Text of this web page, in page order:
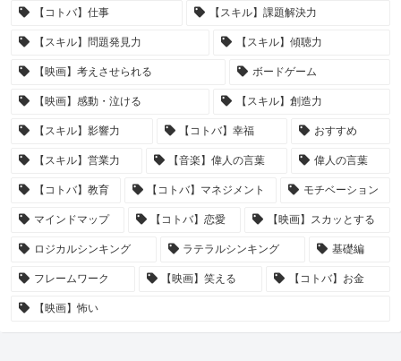
【コトバ】仕事 【スキル】課題解決力
【スキル】問題発見力 【スキル】傾聴力
【映画】考えさせられる ボードゲーム
【映画】感動・泣ける 【スキル】創造力
【スキル】影響力 【コトバ】幸福 おすすめ
【スキル】営業力 【音楽】偉人の言葉 偉人の言葉
【コトバ】教育 【コトバ】マネジメント モチベーション
マインドマップ 【コトバ】恋愛 【映画】スカッとする
ロジカルシンキング ラテラルシンキング 基礎編
フレームワーク 【映画】笑える 【コトバ】お金
【映画】怖い